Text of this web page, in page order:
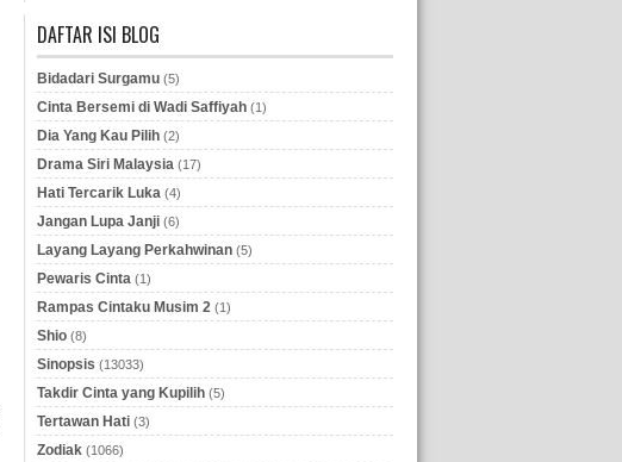
DAFTAR ISI BLOG
Bidadari Surgamu (5)
Cinta Bersemi di Wadi Saffiyah (1)
Dia Yang Kau Pilih (2)
Drama Siri Malaysia (17)
Hati Tercarik Luka (4)
Jangan Lupa Janji (6)
Layang Layang Perkahwinan (5)
Pewaris Cinta (1)
Rampas Cintaku Musim 2 (1)
Shio (8)
Sinopsis (13033)
Takdir Cinta yang Kupilih (5)
Tertawan Hati (3)
Zodiak (1066)